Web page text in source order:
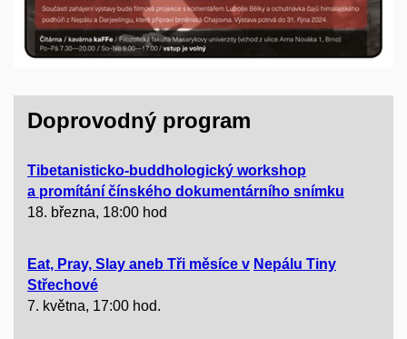
Doprovodný program
Tibetanisticko-buddhologický workshop
a promítání čínského dokumentárního snímku
18. března, 18:00 hod
Eat, Pray, Slay aneb Tři měsíce v Nepálu Tiny
Střechové
7. května, 17:00 hod.